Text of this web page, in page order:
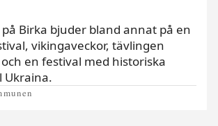
Birka bjuder bland annat på en
vikingaveckor, tävlingen
en festival med historiska
Ukraina.